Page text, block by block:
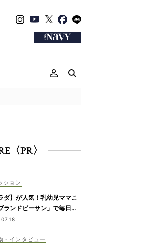
〈PR〉
ション
ダ】が人気！乳幼児ママこ
ランドビーサン」で毎日き
カジュアルが叶う
・インタビュー